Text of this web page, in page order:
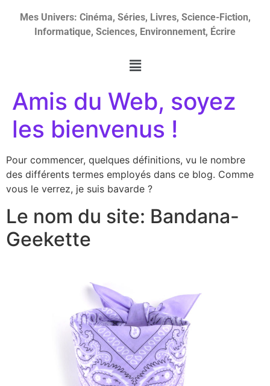
Mes Univers: Cinéma, Séries, Livres, Science-Fiction,
Informatique, Sciences, Environnement, Écrire
Amis du Web, soyez
les bienvenus !
Pour commencer, quelques définitions, vu le nombre
des différents termes employés dans ce blog. Comme
vous le verrez, je suis bavarde ?
Le nom du site: Bandana-
Geekette